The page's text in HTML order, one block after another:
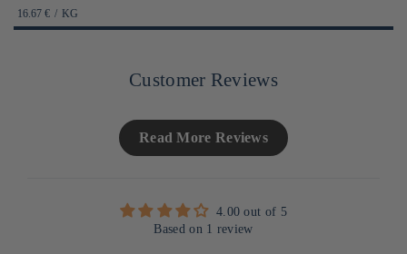
habituel
PRIX
UNITAIRE
16.67 € / PAR
KG
Customer Reviews
Read More Reviews
4.00 out of 5
Based on 1 review